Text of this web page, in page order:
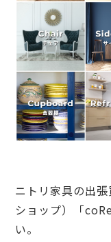
ニトリ家具の出
ショップ）「
い。